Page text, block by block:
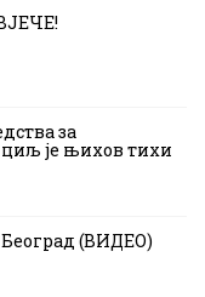
за
је њихов тихи
(ВИДЕО)